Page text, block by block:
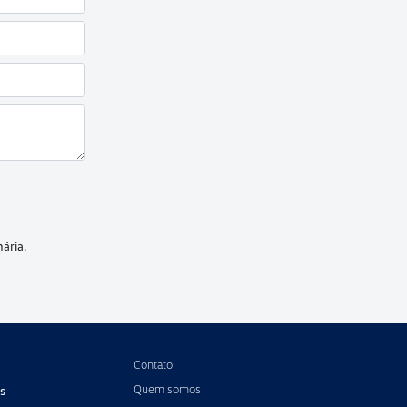
Contato
Quem somos